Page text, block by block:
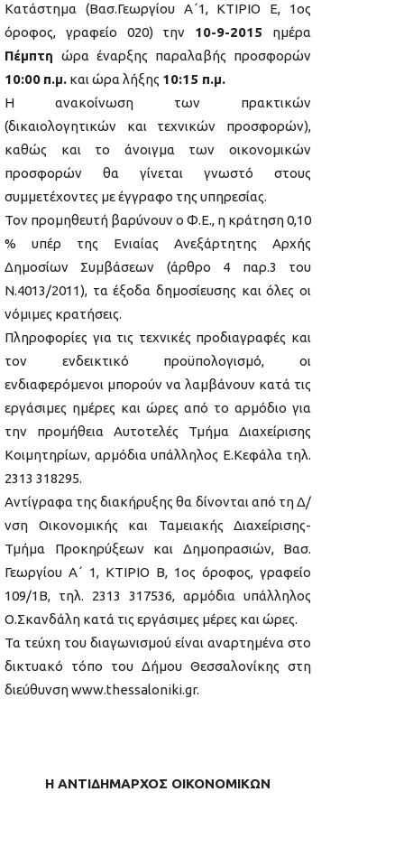
Κατάστημα (Βασ.Γεωργίου Α΄1, ΚΤΙΡΙΟ Ε, 1ος
όροφος, γραφείο 020) την 10-9-2015 ημέρα
Πέμπτη ώρα έναρξης παραλαβής προσφορών
10:00 π.μ. και ώρα λήξης 10:15 π.μ.
Η ανακοίνωση των πρακτικών
(δικαιολογητικών και τεχνικών προσφορών),
καθώς και το άνοιγμα των οικονομικών
προσφορών θα γίνεται γνωστό στους
συμμετέχοντες με έγγραφο της υπηρεσίας.
Τον προμηθευτή βαρύνουν ο Φ.Ε., η κράτηση 0,10
% υπέρ της Ενιαίας Ανεξάρτητης Αρχής
Δημοσίων Συμβάσεων (άρθρο 4 παρ.3 του
Ν.4013/2011), τα έξοδα δημοσίευσης και όλες οι
νόμιμες κρατήσεις.
Πληροφορίες για τις τεχνικές προδιαγραφές και
τον ενδεικτικό προϋπολογισμό, οι
ενδιαφερόμενοι μπορούν να λαμβάνουν κατά τις
εργάσιμες ημέρες και ώρες από το αρμόδιο για
την προμήθεια Αυτοτελές Τμήμα Διαχείρισης
Κοιμητηρίων, αρμόδια υπάλληλος Ε.Κεφάλα τηλ.
2313 318295.
Αντίγραφα της διακήρυξης θα δίνονται από τη Δ/
νση Οικονομικής και Ταμειακής Διαχείρισης-
Τμήμα Προκηρύξεων και Δημοπρασιών, Βασ.
Γεωργίου Α΄ 1, ΚΤΙΡΙΟ Β, 1ος όροφος, γραφείο
109/1Β, τηλ. 2313 317536, αρμόδια υπάλληλος
Ο.Σκανδάλη κατά τις εργάσιμες μέρες και ώρες.
Τα τεύχη του διαγωνισμού είναι αναρτημένα στο
δικτυακό τόπο του Δήμου Θεσσαλονίκης στη
διεύθυνση www.thessaloniki.gr.
Η ΑΝΤΙΔΗΜΑΡΧΟΣ ΟΙΚΟΝΟΜΙΚΩΝ